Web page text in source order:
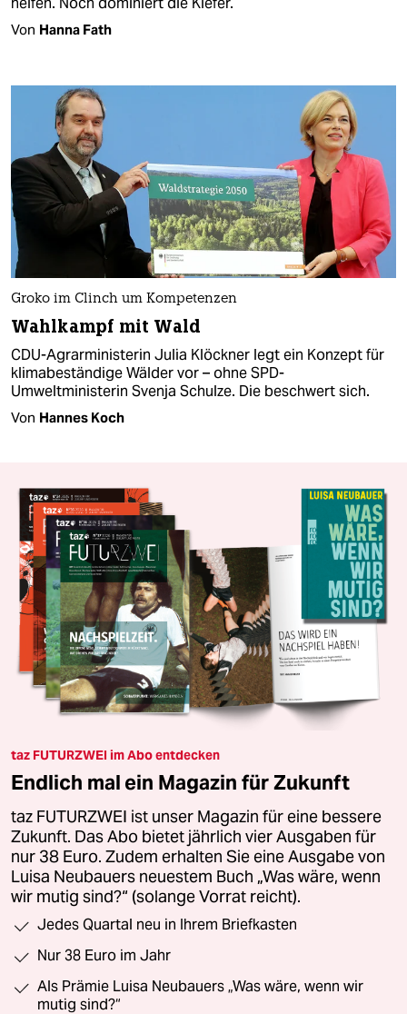
Von Hanna Fath
Groko im Clinch um Kompetenzen
Wahlkampf mit Wald
CDU-Agrarministerin Julia Klöckner legt ein Konzept für
klimabeständige Wälder vor – ohne SPD-
Umweltministerin Svenja Schulze. Die beschwert sich.
Von Hannes Koch
taz FUTURZWEI im Abo entdecken
Endlich mal ein Magazin für Zukunft
taz FUTURZWEI ist unser Magazin für eine bessere
Zukunft. Das Abo bietet jährlich vier Ausgaben für
nur 38 Euro. Zudem erhalten Sie eine Ausgabe von
Luisa Neubauers neuestem Buch „Was wäre, wenn
wir mutig sind?“ (solange Vorrat reicht).
Jedes Quartal neu in Ihrem Briefkasten
Nur 38 Euro im Jahr
Als Prämie Luisa Neubauers „Was wäre, wenn wir
mutig sind?“